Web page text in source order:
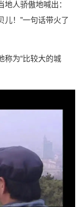
地人骄傲地喊出：
儿！”一句话带火了
称为“比较大的城